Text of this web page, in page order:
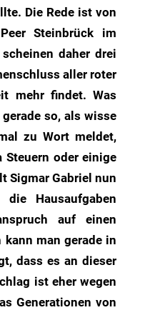
Die Rede ist von
Steinbrück im
daher drei
aller roter
mehr findet. Was
so, als wisse
zu Wort meldet,
oder einige
Sigmar Gabriel nun
Hausaufgaben
auf einen
man gerade in
dass es an dieser
ist eher wegen
Generationen von